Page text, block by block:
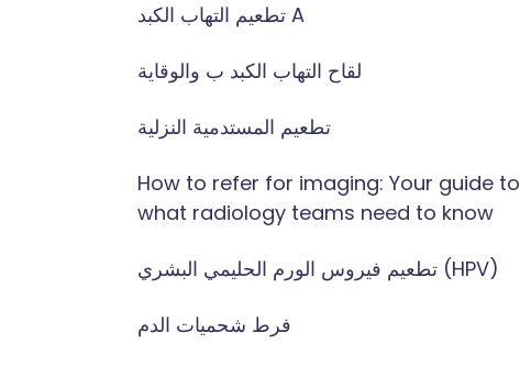
تطعيم التهاب الكبد A
لقاح التهاب الكبد ب والوقاية
تطعيم المستدمية النزلية
How to refer for imaging: Your guide to
what radiology teams need to know
تطعيم فيروس الورم الحليمي البشري (HPV)
فرط شحميات الدم